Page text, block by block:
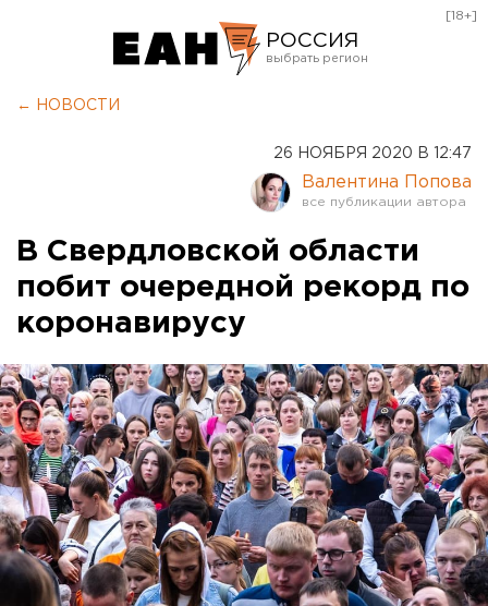
РОССИЯ
Курган
Оренбург
[18+]
← НОВОСТИ
26 НОЯБРЯ 2020 В 12:47
Валентина Попова
В Свердловской области
побит очередной рекорд по
коронавирусу